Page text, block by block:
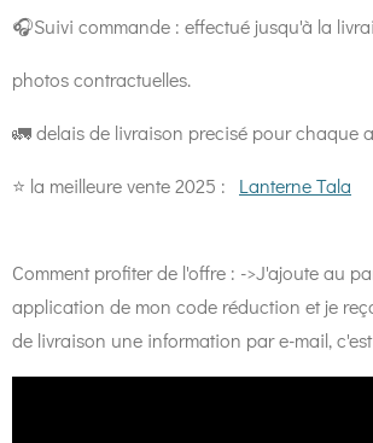
🎧Suivi commande : effectué jusqu'à la
photos contractuelles.
🚛 delais de livraison precisé pour chaque
⭐️ la meilleure vente 2025 : Lanterne Tala
Comment profiter de l'offre : ->J'ajoute au
application de mon code réduction et je
de livraison une information par e-mail,